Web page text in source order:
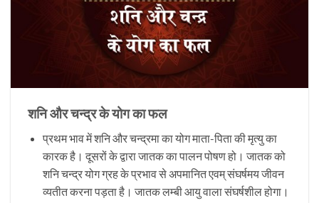
शनि और चन्द्र के योग का फल
प्रथम भाव में शनि और चन्द्रमा का योग माता-पिता की मृत्यु का
कारक है। दूसरों के द्वारा जातक का पालन पोषण हो। जातक को
शनि चन्द्र योग ग्रह के प्रभाव से अपमानित एवम् संघर्षमय जीवन
व्यतीत करना पड़ता है। जातक लम्बी आयु वाला संघर्षशील होगा।